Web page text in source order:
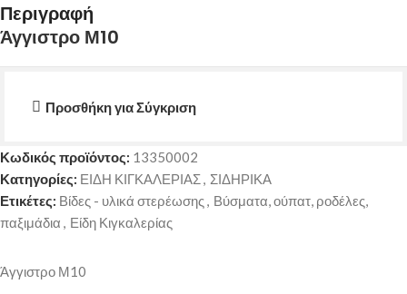
Περιγραφή
Άγγιστρο Μ10
Προσθήκη για Σύγκριση
Κωδικός προϊόντος: 13350002
Κατηγορίες: ΕΙΔΗ ΚΙΓΚΑΛΕΡΙΑΣ, ΣΙΔΗΡΙΚΑ
Ετικέτες: Βίδες - υλικά στερέωσης, Βύσματα, ούπατ, ροδέλες,
παξιμάδια , Είδη Κιγκαλερίας
Άγγιστρο Μ10